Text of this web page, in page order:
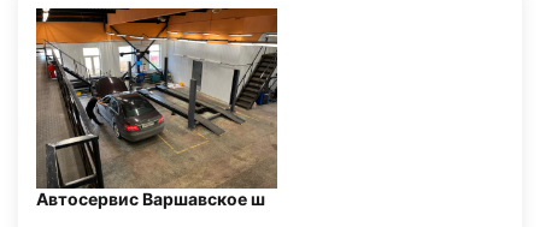
Автосервис Варшавское ш